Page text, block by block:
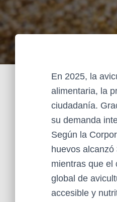
En 2025, la
alimentaria, la
ciudadanía.
su demanda
Según la
huevos
mientras que el
global de
accesible y